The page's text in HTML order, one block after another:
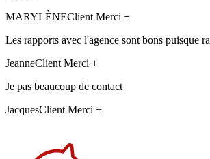
MARYLÈNEClient Merci +
Les rapports avec l'agence sont bons puisque
JeanneClient Merci +
Je pas beaucoup de contact
JacquesClient Merci +